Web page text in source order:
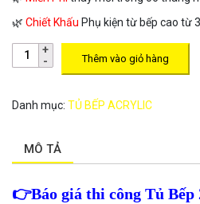
🌿 Chiết Khấu Phụ kiện từ bếp cao từ
Thêm vào giỏ hàng
Danh mục: TỦ BẾP ACRYLIC
MÔ TẢ
👉Báo giá thi công Tủ Bếp